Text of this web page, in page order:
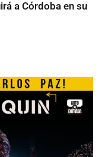
a Córdoba en su